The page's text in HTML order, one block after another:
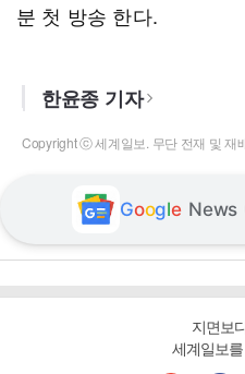
분 첫 방송 한다.
한윤종 기자
Copyright ⓒ 세계일보. 무단 전재 및 재
Google News
지면보
세계일보